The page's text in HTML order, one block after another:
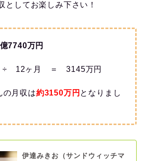
としてお楽しみ下さい！
7740万円
÷ 12ヶ月 ＝ 3145万円
の月収は約3150万円 となりまし
伊達みきお（サンドウィッチマ